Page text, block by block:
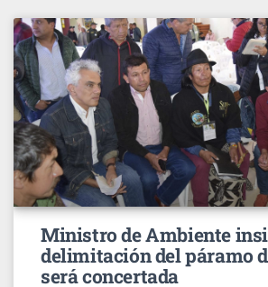
Ministro de Ambiente
delimitación del páramo
será concertada